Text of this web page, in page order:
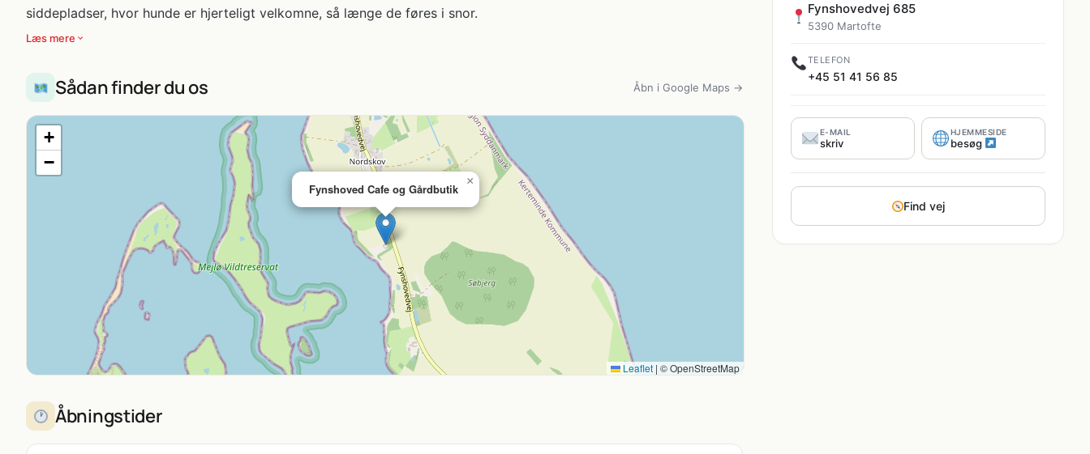
siddepladser, hvor hunde er hjerteligt velkomne, så længe de føres i snor.
Læs mere
Sådan finder du os Åbn i Google Maps →
Fynshoved Cafe og Gårdbutik
×
+
−
Leaflet | © OpenStreetMap
Åbningstider
Fynshovedvej 685
5390 Martofte
TELEFON
+45 51 41 56 85
E-MAIL
skriv
HJEMMESIDE
besøg
Find vej